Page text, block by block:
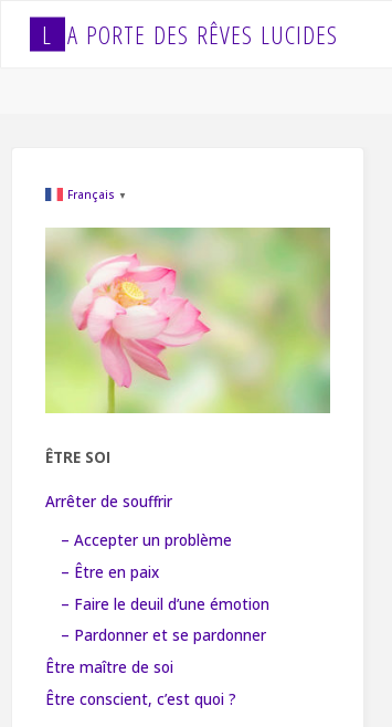
L A PORTE DES RÊVES LUCIDES
Français ▼
ÊTRE SOI
Arrêter de souffrir
– Accepter un problème
– Être en paix
– Faire le deuil d’une émotion
– Pardonner et se pardonner
Être maître de soi
Être conscient, c’est quoi ?